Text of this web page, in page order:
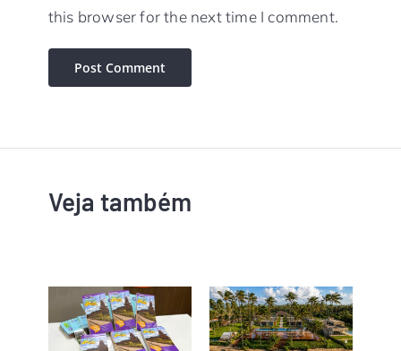
this browser for the next time I comment.
Veja também